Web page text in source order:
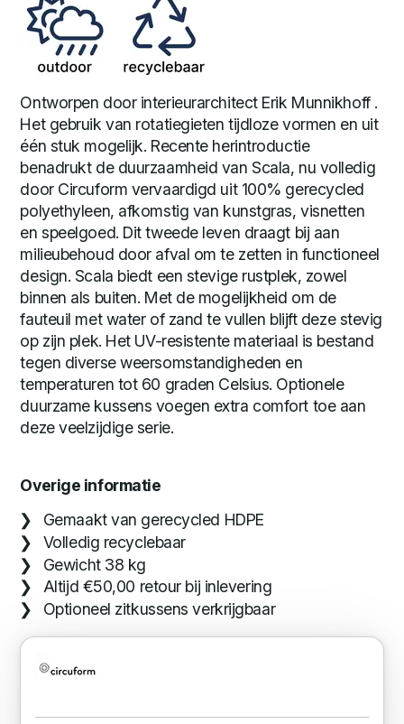
Ontworpen door interieurarchitect Erik Munnikhoff .
Het gebruik van rotatiegieten tijdloze vormen en uit
één stuk mogelijk. Recente herintroductie
benadrukt de duurzaamheid van Scala, nu volledig
door Circuform vervaardigd uit 100% gerecycled
polyethyleen, afkomstig van kunstgras, visnetten
en speelgoed. Dit tweede leven draagt bij aan
milieubehoud door afval om te zetten in functioneel
design. Scala biedt een stevige rustplek, zowel
binnen als buiten. Met de mogelijkheid om de
fauteuil met water of zand te vullen blijft deze stevig
op zijn plek. Het UV-resistente materiaal is bestand
tegen diverse weersomstandigheden en
temperaturen tot 60 graden Celsius. Optionele
duurzame kussens voegen extra comfort toe aan
deze veelzijdige serie.
Overige informatie
Gemaakt van gerecycled HDPE
Volledig recyclebaar
Gewicht 38 kg
Altijd €50,00 retour bij inlevering
Optioneel zitkussens verkrijgbaar